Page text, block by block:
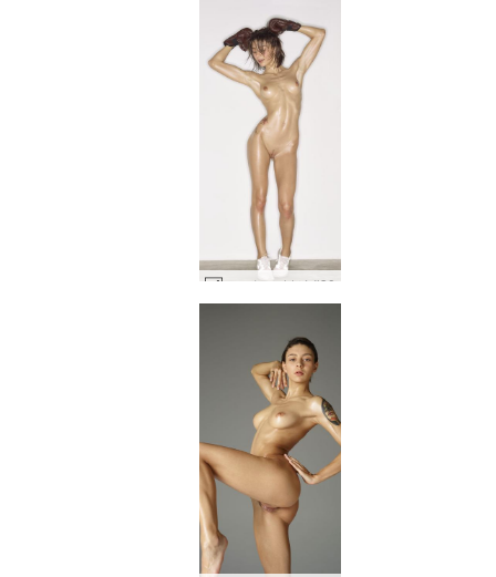
로즈 누드 복서 #30